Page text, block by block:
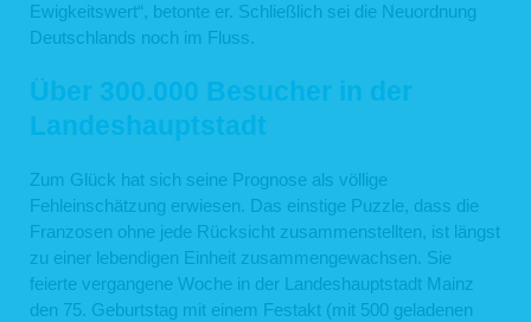
Ewigkeitswert“, betonte er. Schließlich sei die Neuordnung
Deutschlands noch im Fluss.
Über 300.000 Besucher in der
Landeshauptstadt
Zum Glück hat sich seine Prognose als völlige
Fehleinschätzung erwiesen. Das einstige Puzzle, dass die
Franzosen ohne jede Rücksicht zusammenstellten, ist längst
zu einer lebendigen Einheit zusammengewachsen. Sie
feierte vergangene Woche in der Landeshauptstadt Mainz
den 75. Geburtstag mit einem Festakt (mit 500 geladenen